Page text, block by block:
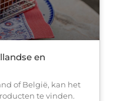
en
of België, kan het
te vinden.